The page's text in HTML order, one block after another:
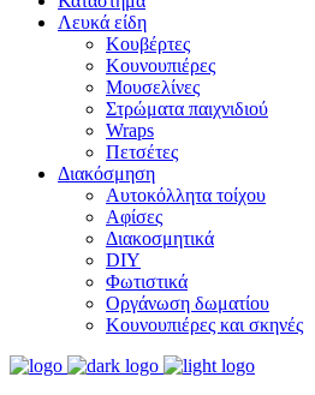
Λευκά είδη
Kουβέρτες
Κουνουπιέρες
Μουσελίνες
Στρώματα παιχνιδιού
Wraps
Πετσέτες
Διακόσμηση
Αυτοκόλλητα τοίχου
Αφίσες
Διακοσμητικά
DIY
Φωτιστικά
Οργάνωση δωματίου
Κουνουπιέρες και σκηνές